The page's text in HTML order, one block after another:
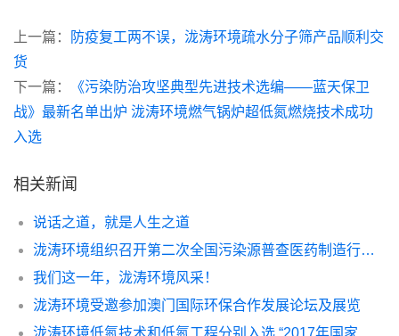
上一篇：
防疫复工两不误，泷涛环境疏水分子筛产品顺利交
货
下一篇：
《污染防治攻坚典型先进技术选编——蓝天保卫
战》最新名单出炉 泷涛环境燃气锅炉超低氮燃烧技术成功
入选
相关新闻
说话之道，就是人生之道
泷涛环境组织召开第二次全国污染源普查医药制造行业产排污核算项目启动会暨研讨会
我们这一年，泷涛环境风采！
泷涛环境受邀参加澳门国际环保合作发展论坛及展览